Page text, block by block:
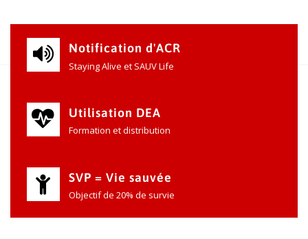
Notification d'ACR
Staying Alive et SAUV Life
Utilisation DEA
Formation et distribution
SVP = Vie sauvée
Objectif de 20% de survie